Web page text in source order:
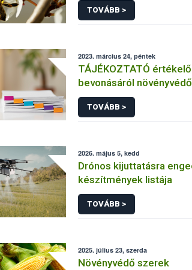
TOVÁBB >
2023. március 24, péntek
TÁJÉKOZTATÓ
bevonásáról
hatóanyag és
engedélyezésére,
engedély
TOVÁBB >
2026. május 5, kedd
Drónos kijuttatásra
készítmények listája
TOVÁBB >
2025. július 23, szerda
Növényvédő szerek